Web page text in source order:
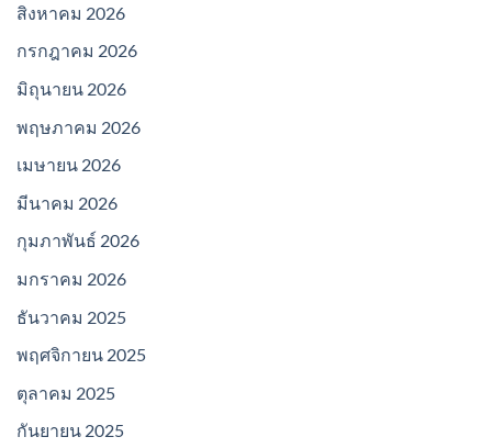
สิงหาคม 2026
กรกฎาคม 2026
มิถุนายน 2026
พฤษภาคม 2026
เมษายน 2026
มีนาคม 2026
กุมภาพันธ์ 2026
มกราคม 2026
ธันวาคม 2025
พฤศจิกายน 2025
ตุลาคม 2025
กันยายน 2025